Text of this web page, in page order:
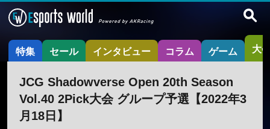
特集 セール インタビュー コラム ゲーム 大
JCG Shadowverse Open 20th Season
Vol.40 2Pick大会 グループ予選【2022年3
月18日】